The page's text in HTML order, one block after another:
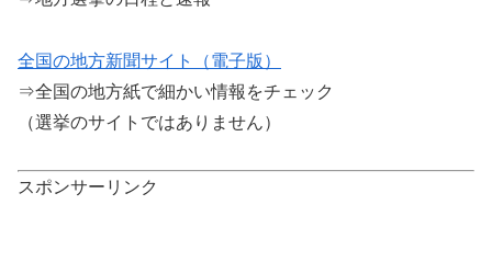
全国の地方新聞サイト（電子版）
⇒全国の地方紙で細かい情報をチェック
（選挙のサイトではありません）
スポンサーリンク